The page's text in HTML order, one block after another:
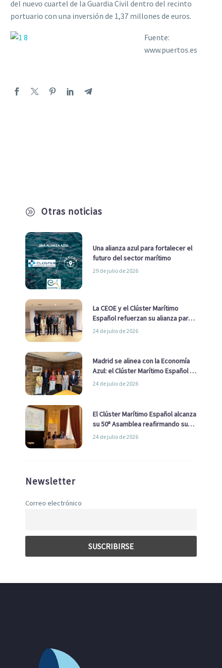
A Otras noticias
Una alianza azul para fortalecer el
futuro del sector marítimo
29 de julio de 2026
La CEOE y el Clúster Marítimo
Español refuerzan su alianza para
impulsar una estrategia Nacional
24 de julio de 2026
Madrid se alinea con la Economía
Azul: el Clúster Marítimo Español y
la Real Liga Naval avanzan alianzas
24 de julio de 2026
El Clúster Marítimo Español alcanza
su 50ª Asamblea reafirmando su
liderazgo en la Economía Azul
24 de julio de 2026
Newsletter
Correo electrónico
del nuevo cuartel de la Guardia Civil dentro del recinto
portuario con una inversión de 1,37 millones de euros.
Fuente:
www.puertos.es